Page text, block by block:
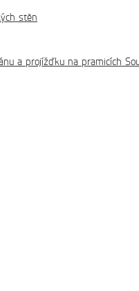
cena: 3 900 Kč/os.
stěn
a projížďku na pramicích